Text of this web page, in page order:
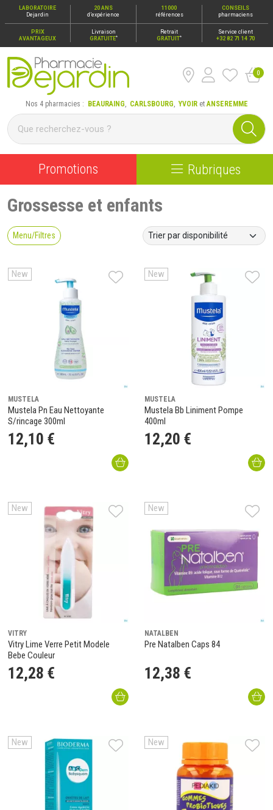
LABORATOIRE
Dejardin
20 ANS
d’expérience
11000
références
CONSEILS
pharmaciens
PRIX
AVANTAGEUX
Livraison
GRATUITE*
Retrait
GRATUIT*
Service client
+32 82 71 14 70
Pharmacie Dejardin Nos 4 pharmacies : Beauraing,
0
Nos 4 pharmacies : BEAURAING, CARLSBOURG,YVOIRetANSEREMME
Promotions Rubriques
Grossesse et enfants
Menu/Filtres
New
MUSTELA
Mustela Pn Eau Nettoyante
S/rincage 300ml
12,10 €
New
MUSTELA
Mustela Bb Liniment Pompe
400ml
12,20 €
New
VITRY
Vitry Lime Verre Petit Modele
Bebe Couleur
12,28 €
New
NATALBEN
Pre Natalben Caps 84
12,38 €
New New